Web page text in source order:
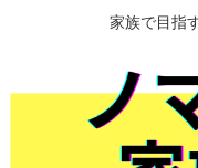
家族で目指